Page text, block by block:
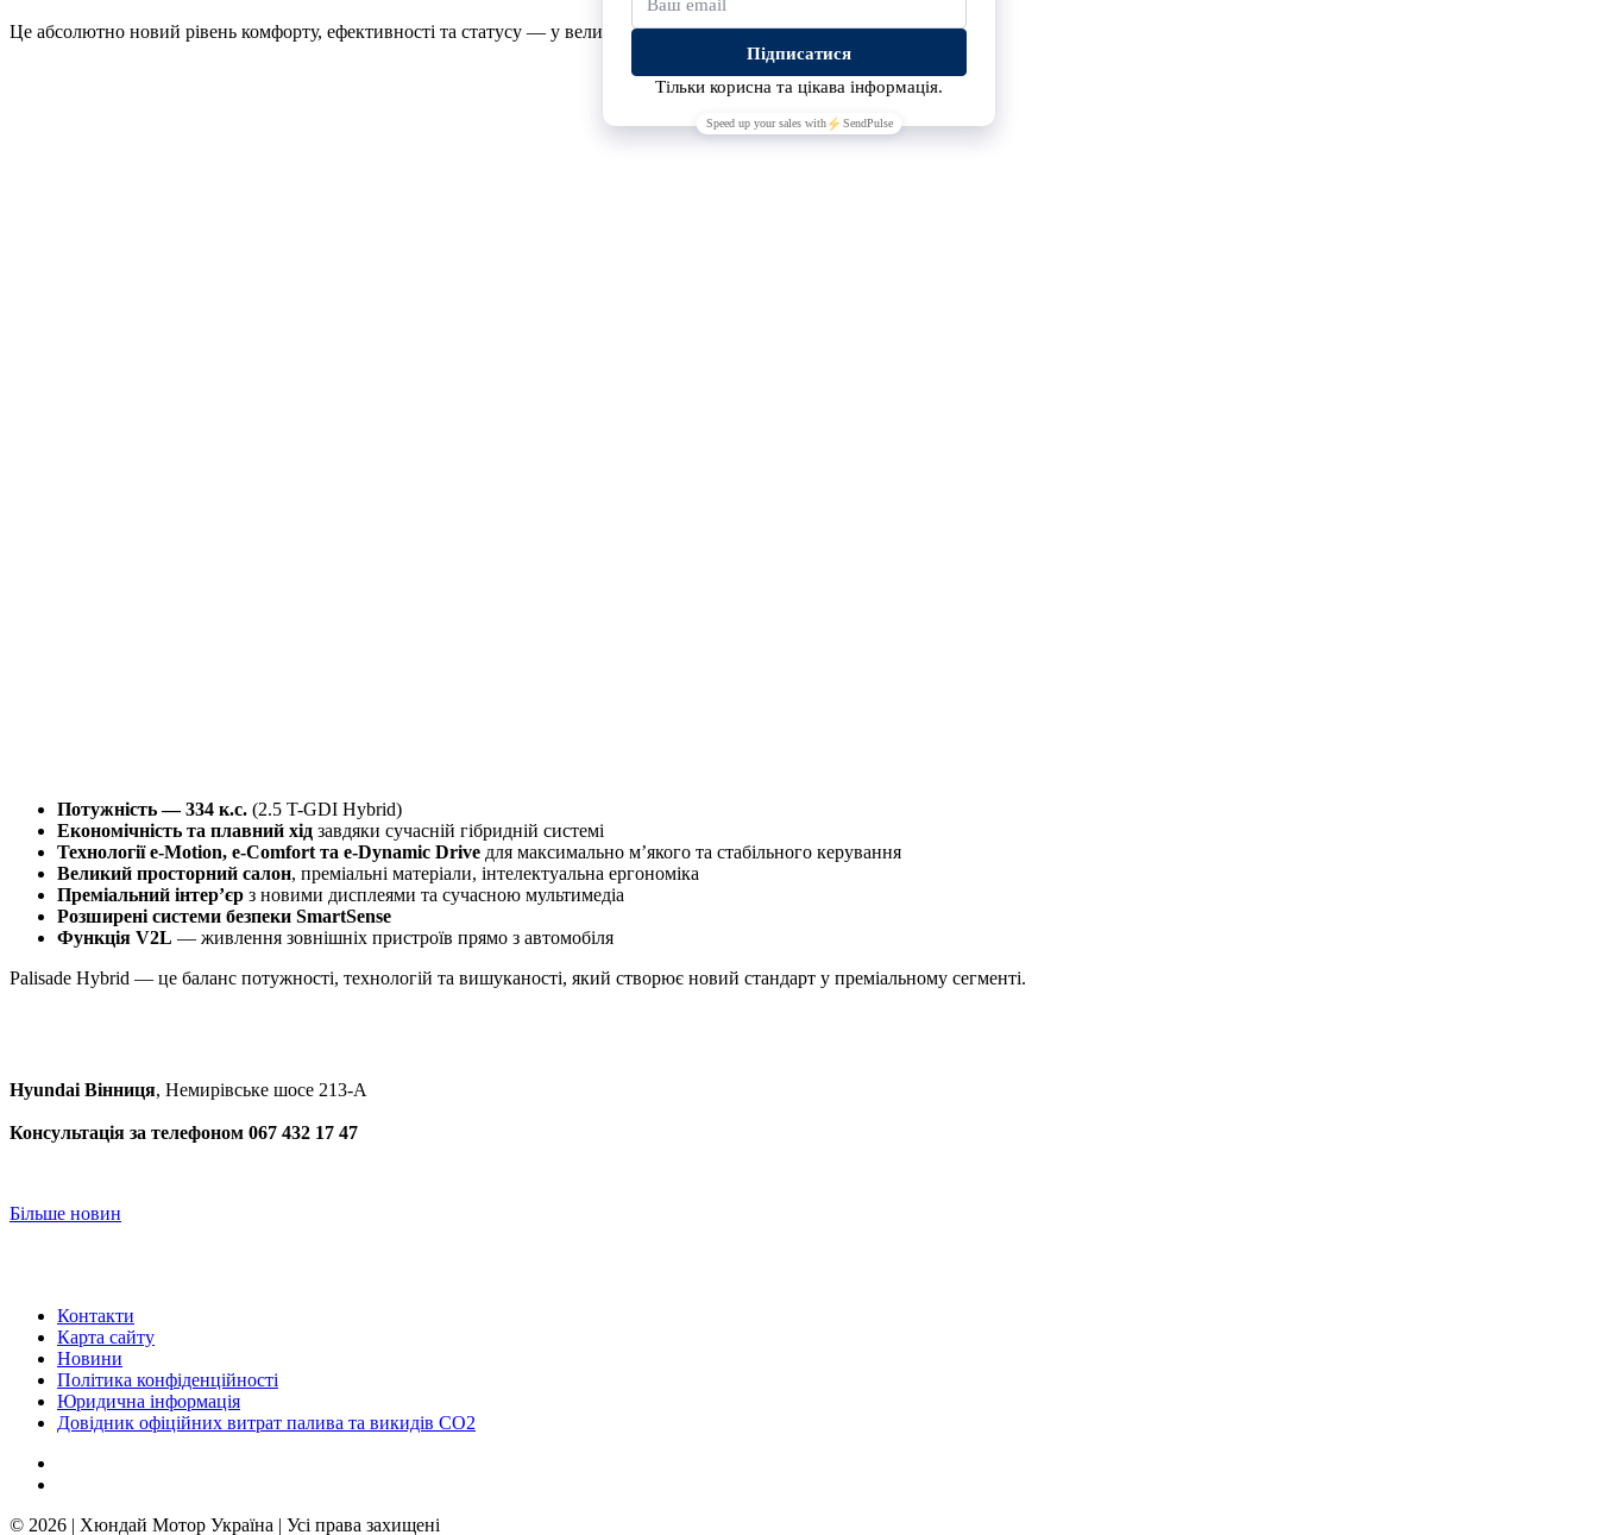
Це абсолютно новий рівень комфорту, ефективності та статусу — у великому 7–8-місному SUV.
Потужність — 334 к.с. (2.5 T-GDI Hybrid)
Економічність та плавний хід завдяки сучасній гібридній системі
Технології e-Motion, e-Comfort та e-Dynamic Drive для максимально м’якого та стабільного керування
Великий просторний салон, преміальні матеріали, інтелектуальна ергономіка
Преміальний інтер’єр з новими дисплеями та сучасною мультимедіа
Розширені системи безпеки SmartSense
Функція V2L — живлення зовнішніх пристроїв прямо з автомобіля
Palisade Hybrid — це баланс потужності, технологій та вишуканості, який створює новий стандарт у преміальному сегменті.
Hyundai Вінниця, Немирівське шосе 213-А
Консультація за телефоном 067 432 17 47
Більше новин
Контакти
Карта сайту
Новини
Політика конфіденційності
Юридична інформація
Довідник офіційних витрат палива та викидів СО2
© 2026 | Хюндай Мотор Україна | Усі права захищені